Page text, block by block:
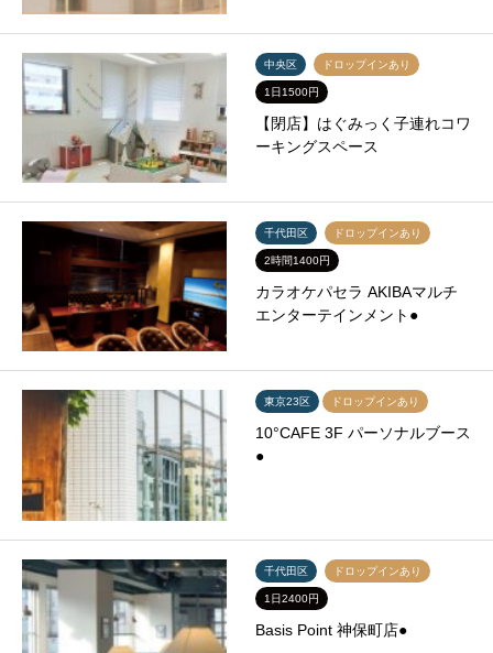
中央区 ドロップインあり
1日1500円
【閉店】はぐみっく子連れコワ
ーキングスペース
千代田区 ドロップインあり
2時間1400円
カラオケパセラ AKIBAマルチ
エンターテインメント●
東京23区 ドロップインあり
10°CAFE 3F パーソナルブース
●
千代田区 ドロップインあり
1日2400円
Basis Point 神保町店●